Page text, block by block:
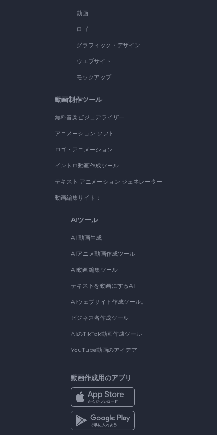
動画
ロゴ
グラフィック・デザイン
ウエブサイト
モックアップ
動画制作ツール
無料音楽ビジュアライザー
アニメーション ソフト
ロゴ・アニメーション
イントロ動画作成ツール
テキスト アニメーション ジェネレーター
動画編集サイト：
AIツール
AI 動画生成
AIアニメ動画作成ツール
AI動画編集ツール
テキストを動画にするAI
AIウェブサイト作成ツール。
ビジネス名作成ツール
AIのTikTok動画作成ツール
YouTube動画のアイデア
動画作成用のアプリ